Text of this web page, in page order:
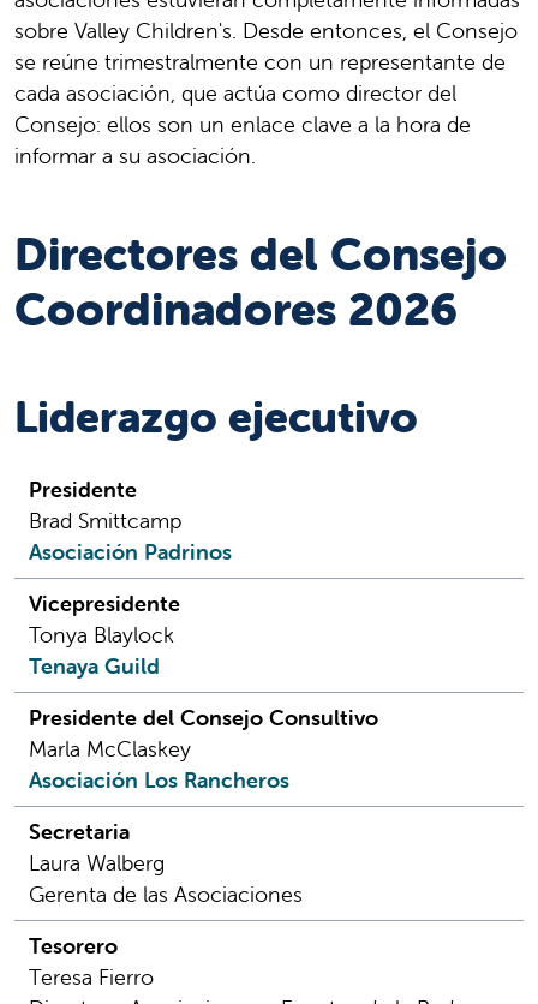
sobre Valley Children's. Desde entonces, el Consejo
se reúne trimestralmente con un representante de
cada asociación, que actúa como director del
Consejo: ellos son un enlace clave a la hora de
informar a su asociación.
Directores del Consejo
Coordinadores 2026
Liderazgo ejecutivo
Presidente
Brad Smittcamp
Asociación Padrinos
Vicepresidente
Tonya Blaylock
Tenaya Guild
Presidente del Consejo Consultivo
Marla McClaskey
Asociación Los Rancheros
Secretaria
Laura Walberg
Gerenta de las Asociaciones
Tesorero
Teresa Fierro